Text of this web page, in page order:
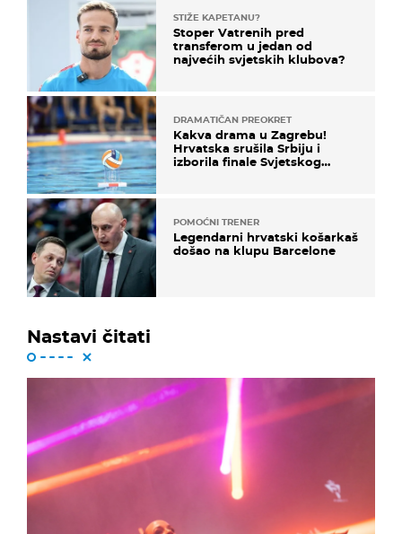
STIŽE KAPETANU?
Stoper Vatrenih pred
transferom u jedan od
najvećih svjetskih klubova?
DRAMATIČAN PREOKRET
Kakva drama u Zagrebu!
Hrvatska srušila Srbiju i
izborila finale Svjetskog
POMOĆNI TRENER
Legendarni hrvatski košarkaš
došao na klupu Barcelone
Nastavi čitati